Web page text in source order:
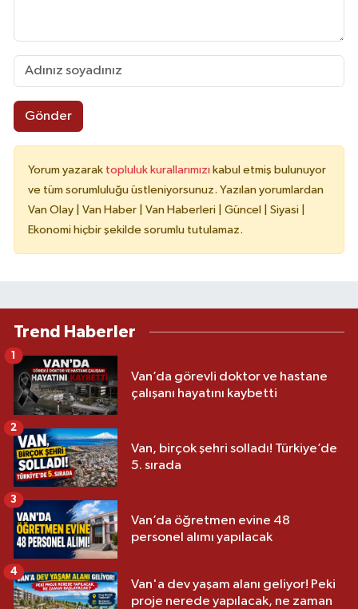
Gönder
Yorum yazarak topluluk kurallarımızı kabul etmiş bulunuyor
ve tüm sorumluluğu üstleniyorsunuz. Yazılan yorumlardan
Van Olay | Van Haber | Van Haberleri | Güncel | Siyasi |
Ekonomi hiçbir şekilde sorumlu tutulamaz.
Trend Haberler
Van’da görevli doktor ve hastane
çalışanı hayatını kaybetti
1
Van, birçok şehri solladı! Türkiye’de
5. sırada
2
Van’da öğretmen evine 48
personel alımı yapılacak
3
Van'a dev yaşam alanı geliyor! Peki
proje nerede yapılacak, ne zaman
4